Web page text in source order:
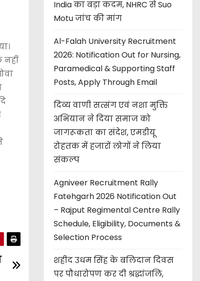
नहीं
India का बड़ा कदम, NHRC से Suo
Motu जांच की मांग
Al-Falah University Recruitment
2026: Notification Out for Nursing,
Paramedical & Supporting Staff
Posts, Apply Through Email
दिव्य वाणी सत्संग एवं नशा मुक्ति
अभियान ने दिया समाज को
जागरूकता का संदेश, एमडीयू
रोहतक में हजारों लोगों ने लिया
संकल्प
Agniveer Recruitment Rally
Fatehgarh 2026 Notification Out
– Rajput Regimental Centre Rally
Schedule, Eligibility, Documents &
Selection Process
शहीद उधम सिंह के बलिदान दिवस
पर पौधारोपण कर दी श्रद्धांजलि,